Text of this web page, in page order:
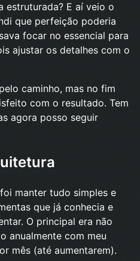
estruturada? E aí veio o
que perfeição poderia
focar no essencial para
ajustar os detalhes com o
caminho, mas no fim
com o resultado. Tem
agora posso seguir
manter tudo simples e
que já conhecia e
O principal era não
anualmente com meu
mês (até aumentarem).